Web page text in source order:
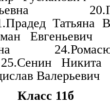
Татьяна
Евгеньевич
25.Сенин Никита
Валерьевич
Класс 11б